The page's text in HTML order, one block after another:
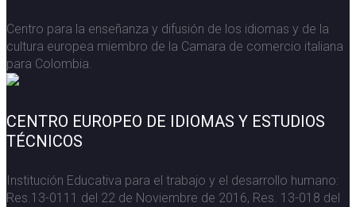
Centro para la enseñanza y difusión de los idiomas y de la
cultura europea miembro de la Camara de comercio italiana
para Colombia.
CENTRO EUROPEO DE IDIOMAS Y ESTUDIOS
TÉCNICOS
Institución Educativa para el trabajo y el desarrollo humano:
Res.13-0111 del 22 de Noviembre de 2016, Res. 13-018 del